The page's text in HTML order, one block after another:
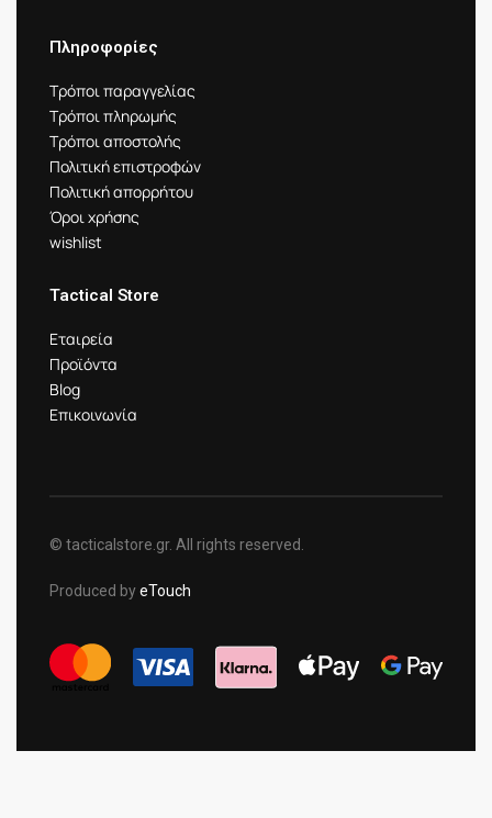
Πληροφορίες
Τρόποι παραγγελίας
Τρόποι πληρωμής
Τρόποι αποστολής
Πολιτική επιστροφών
Πολιτική απορρήτου
Όροι χρήσης
wishlist
Tactical Store
Εταιρεία
Προϊόντα
Blog
Επικοινωνία
© tacticalstore.gr. All rights reserved.
Produced byeTouch